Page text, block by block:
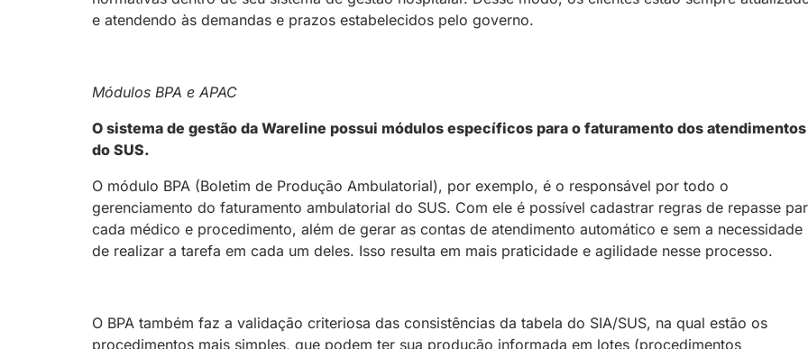
e atendendo às demandas e prazos estabelecidos pelo governo.
Módulos BPA e APAC
O sistema de gestão da Wareline possui módulos específicos para o faturamento dos atendimentos
do SUS.
O módulo BPA (Boletim de Produção Ambulatorial), por exemplo, é o responsável por todo o
gerenciamento do faturamento ambulatorial do SUS. Com ele é possível cadastrar regras de repasse
cada médico e procedimento, além de gerar as contas de atendimento automático e sem a necessidade
de realizar a tarefa em cada um deles. Isso resulta em mais praticidade e agilidade nesse processo.
O BPA também faz a validação criteriosa das consistências da tabela do SIA/SUS, na qual estão os
procedimentos mais simples, que podem ter sua produção informada em lotes (procedimentos